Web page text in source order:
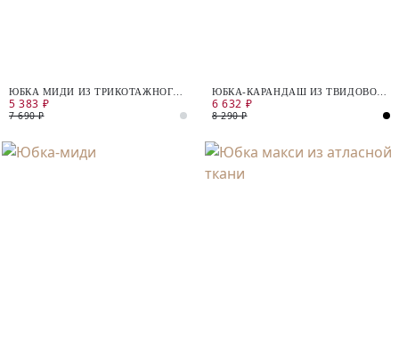
ЮБКА МИДИ ИЗ ТРИКОТАЖНОГО
ЖАККАРДА
5 383 ₽
7 690 ₽
ЮБКА-КАРАНДАШ ИЗ ТВИДОВОЙ
ТКАНИ
6 632 ₽
8 290 ₽